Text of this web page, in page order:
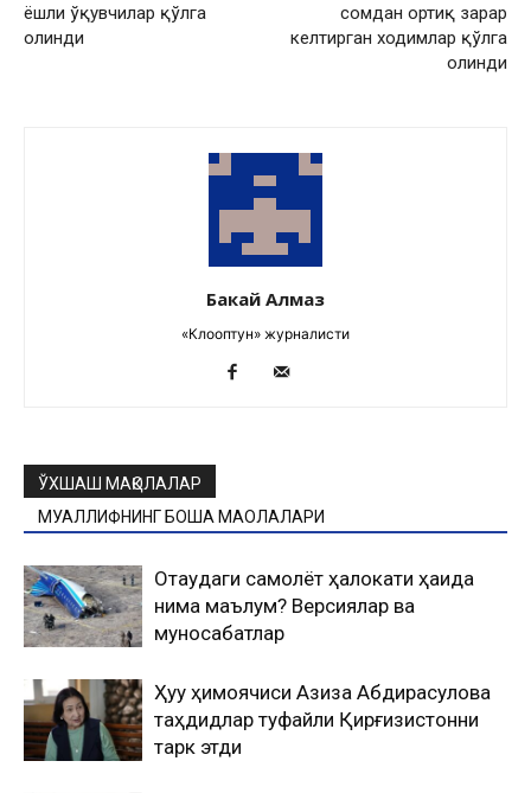
ёшли ўқувчилар қўлга
олинди
сомдан ортиқ зарар
келтирган ходимлар қўлга
олинди
Бакай Алмаз
«Клооптун» журналисти
ЎХШАШ МАҚОЛАЛАР
МУАЛЛИФНИНГ БОШҚА МАҚОЛАЛАРИ
Оқтаудаги самолёт ҳалокати ҳақида
нима маълум? Версиялар ва
муносабатлар
Ҳуқуқ ҳимоячиси Азиза Абдирасулова
таҳдидлар туфайли Қирғизистонни
тарк этди